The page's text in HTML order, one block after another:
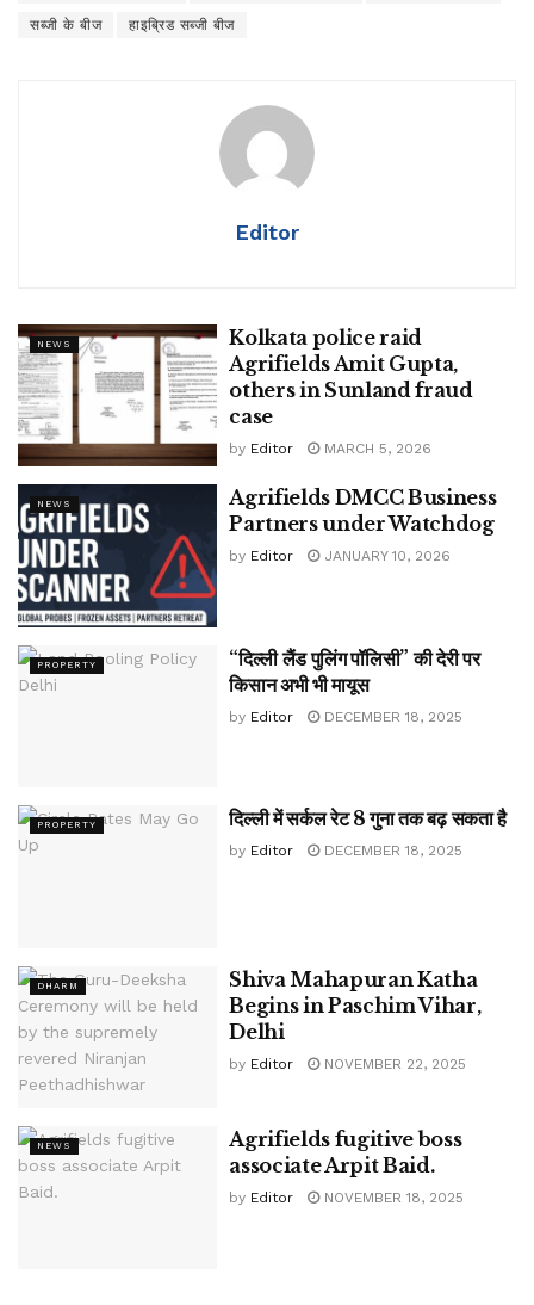
सब्जी के बीज हाइब्रिड सब्जी बीज
Editor
NEWS
Kolkata police raid
Agrifields Amit Gupta,
others in Sunland fraud
case
by Editor MARCH 5, 2026
NEWS
Agrifields DMCC Business
Partners under Watchdog
by Editor JANUARY 10, 2026
PROPERTY
“दिल्ली लैंड पुलिंग पॉलिसी” की देरी पर
किसान अभी भी मायूस
by Editor DECEMBER 18, 2025
PROPERTY दिल्ली में सर्कल रेट 8 गुना तक बढ़ सकता है
by Editor DECEMBER 18, 2025
DHARM
Shiva Mahapuran Katha
Begins in Paschim Vihar,
Delhi
by Editor NOVEMBER 22, 2025
NEWS
Agrifields fugitive boss
associate Arpit Baid.
by Editor NOVEMBER 18, 2025